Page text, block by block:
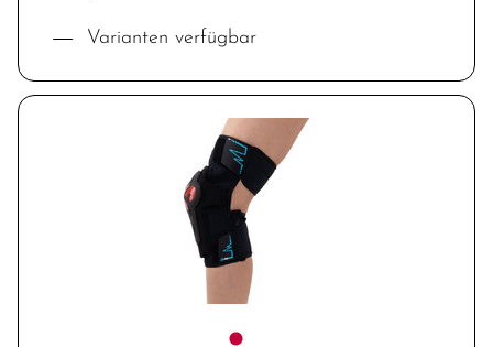
Varianten verfügbar